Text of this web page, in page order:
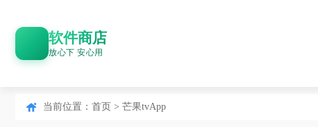
软件商店
放心下 安心用
当前位置： 首页 > 芒果tvApp